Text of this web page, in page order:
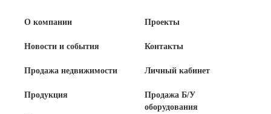
О компании
Новости и события
Продажа недвижимости
Продукция
Проекты
Контакты
Личный кабинет
Продажа Б/У
оборудования